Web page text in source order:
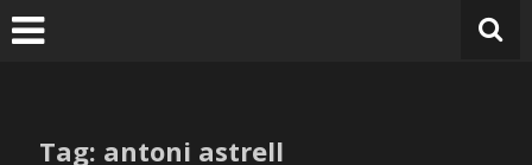
Ir
al
Tag: antoni astrell